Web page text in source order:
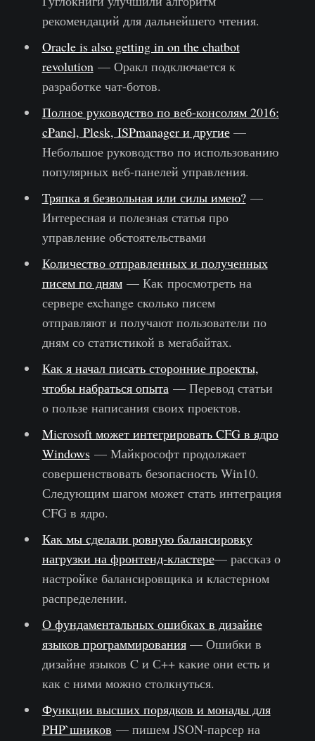
рекомендаций для дальнейшего чтения.
Oracle is also getting in on the chatbot
revolution— Оракл подключается к
разработке чат-ботов.
Полное руководство по веб-консолям 2016:
cPanel, Plesk, ISPmanager и другие—
Небольшое руководство по использованию
популярных веб-панелей управления.
Тряпка я безвольная или силы имею?—
Интересная и полезная статья про
управление обстоятельствами
Количество отправленных и полученных
писем по дням— Как просмотреть на
сервере exchange сколько писем
отправляют и получают пользователи по
дням со статистикой в мегабайтах.
Как я начал писать сторонние проекты,
чтобы набраться опыта— Перевод статьи
о пользе написания своих проектов.
Microsoft может интегрировать CFG в ядро
Windows— Майкрософт продолжает
совершенствовать безопасность Win10.
Следующим шагом может стать интеграция
CFG в ядро.
Как мы сделали ровную балансировку
нагрузки на фронтенд-кластере— рассказ о
настройке балансировщика и кластерном
распределении.
О фундаментальных ошибках в дизайне
языков программирования— Ошибки в
дизайне языков C и С++ какие они есть и
как с ними можно столкнуться.
Функции высших порядков и монады для
PHP`шников — пишем JSON-парсер на